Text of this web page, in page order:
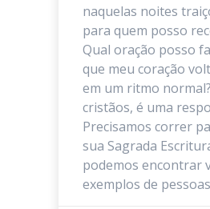
naquelas noites
para quem posso
Qual oração posso
que meu coração
em um ritmo
cristãos, é uma
Precisamos correr
sua Sagrada
podemos encontrar
exemplos de